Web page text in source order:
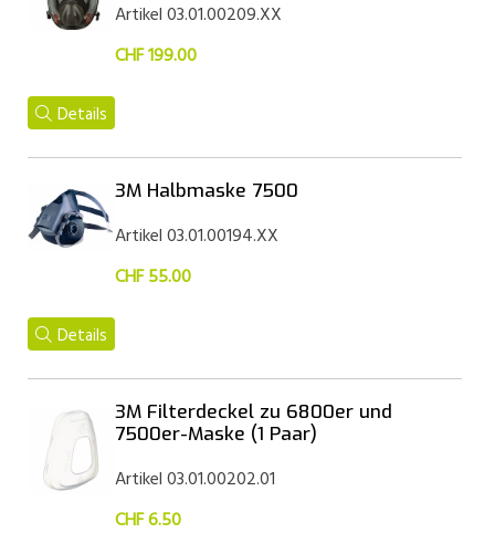
Artikel 03.01.00209.XX
CHF 199.00
Details
3M Halbmaske 7500
Artikel 03.01.00194.XX
CHF 55.00
Details
3M Filterdeckel zu 6800er und
7500er-Maske (1 Paar)
Artikel 03.01.00202.01
CHF 6.50